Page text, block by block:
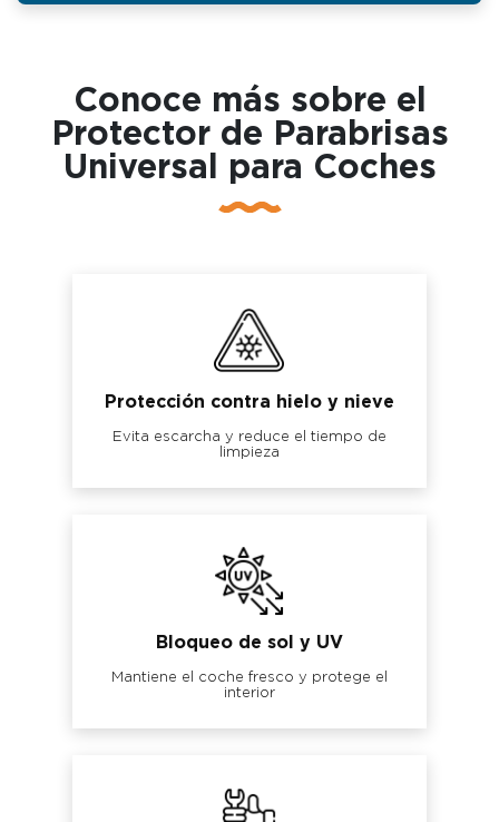
Conoce más sobre el
Protector de Parabrisas
Universal para Coches
Protección contra hielo y nieve
Evita escarcha y reduce el tiempo de
limpieza
Bloqueo de sol y UV
Mantiene el coche fresco y protege el
interior